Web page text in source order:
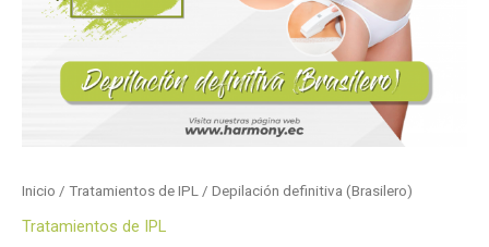
Inicio / Tratamientos de IPL / Depilación definitiva (Brasilero)
Tratamientos de IPL